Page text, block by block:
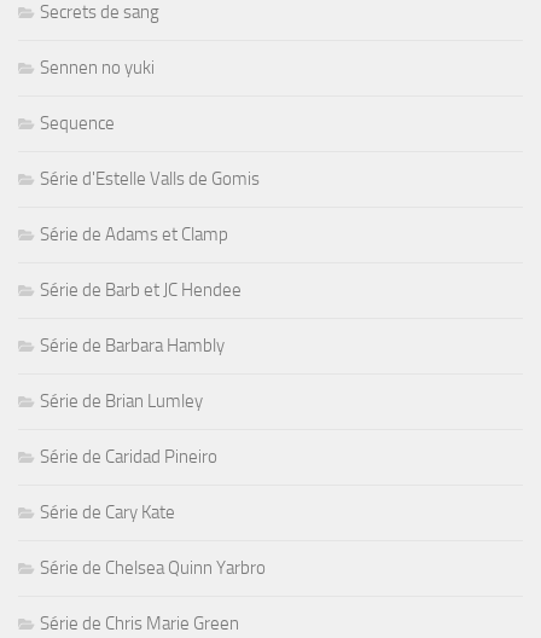
Secrets de sang
Sennen no yuki
Sequence
Série d'Estelle Valls de Gomis
Série de Adams et Clamp
Série de Barb et JC Hendee
Série de Barbara Hambly
Série de Brian Lumley
Série de Caridad Pineiro
Série de Cary Kate
Série de Chelsea Quinn Yarbro
Série de Chris Marie Green